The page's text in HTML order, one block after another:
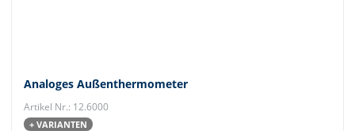
Analoges Außenthermometer
Artikel Nr.: 12.6000
+ VARIANTEN